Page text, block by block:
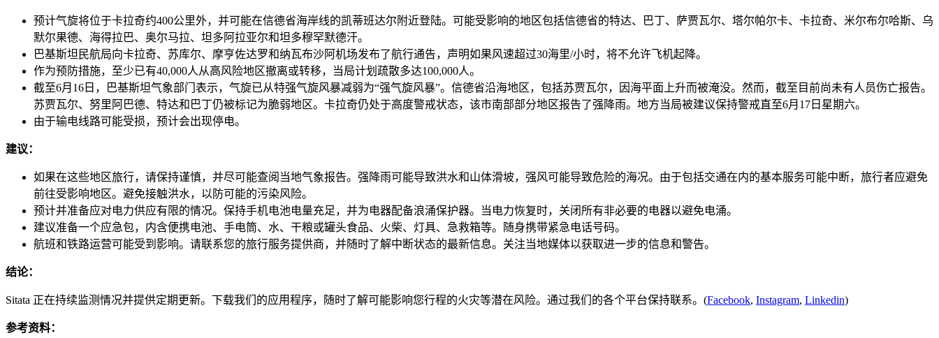
预计气旋将位于卡拉奇约400公里外，并可能在信德省海岸线的凯蒂班达尔附近登陆。可能受影响的地区包括信德省的特达、巴丁、萨贾瓦尔、塔尔帕尔卡、卡拉奇、米尔布尔哈斯、乌
默尔果德、海得拉巴、奥尔马拉、坦多阿拉亚尔和坦多穆罕默德汗。
巴基斯坦民航局向卡拉奇、苏库尔、摩亨佐达罗和纳瓦布沙阿机场发布了航行通告，声明如果风速超过30海里/小时，将不允许飞机起降。
作为预防措施，至少已有40,000人从高风险地区撤离或转移，当局计划疏散多达100,000人。
截至6月16日，巴基斯坦气象部门表示，气旋已从特强气旋风暴减弱为“强气旋风暴”。信德省沿海地区，包括苏贾瓦尔，因海平面上升而被淹没。然而，截至目前尚未有人员伤亡报告。
苏贾瓦尔、努里阿巴德、特达和巴丁仍被标记为脆弱地区。卡拉奇仍处于高度警戒状态，该市南部部分地区报告了强降雨。地方当局被建议保持警戒直至6月17日星期六。
由于输电线路可能受损，预计会出现停电。
建议：
如果在这些地区旅行，请保持谨慎，并尽可能查阅当地气象报告。强降雨可能导致洪水和山体滑坡，强风可能导致危险的海况。由于包括交通在内的基本服务可能中断，旅行者应避免
前往受影响地区。避免接触洪水，以防可能的污染风险。
预计并准备应对电力供应有限的情况。保持手机电池电量充足，并为电器配备浪涌保护器。当电力恢复时，关闭所有非必要的电器以避免电涌。
建议准备一个应急包，内含便携电池、手电筒、水、干粮或罐头食品、火柴、灯具、急救箱等。随身携带紧急电话号码。
航班和铁路运营可能受到影响。请联系您的旅行服务提供商，并随时了解中断状态的最新信息。关注当地媒体以获取进一步的信息和警告。
结论：
Sitata 正在持续监测情况并提供定期更新。下载我们的应用程序，随时了解可能影响您行程的火灾等潜在风险。通过我们的各个平台保持联系。(Facebook, Instagram, Linkedin)
参考资料：